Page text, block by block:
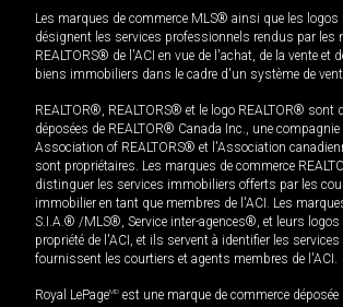
Les marques de commerce MLS® ainsi que les
désignent les services professionnels rendus par les
REALTORS® de l'ACI en vue de l'achat, de la vente et
biens immobiliers dans le cadre d'un système de
REALTOR®, REALTORS® et le logo REALTOR® sont
déposées de REALTOR® Canada Inc., une
Association of REALTORS® et l'Association
sont propriétaires. Les marques de commerce
distinguer les services immobiliers offerts par les
immobilier en tant que membres de l'ACI. Les
S.I.A.® /MLS®, Service inter-agences®, et leurs
propriété de l'ACI, et ils servent à identifier les
fournissent les courtiers et agents membres de l'ACI.
Royal LePageMD est une marque de commerce déposée